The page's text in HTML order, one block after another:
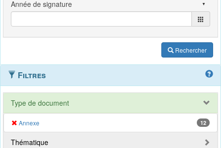
Rechercher
Filtres
Type de document
Annexe 12
Thématique